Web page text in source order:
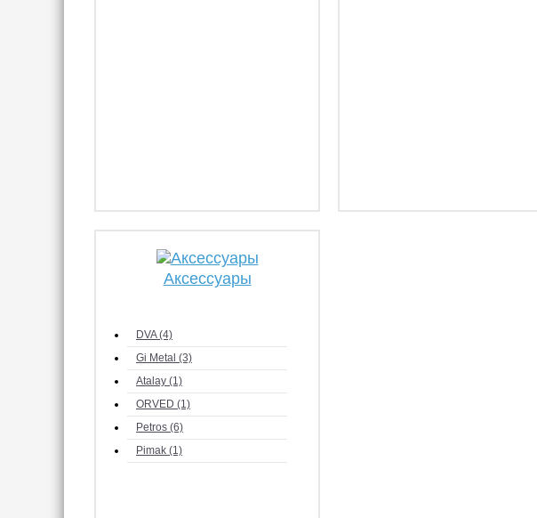
Аксессуары
DVA (4)
Gi Metal (3)
Atalay (1)
ORVED (1)
Petros (6)
Pimak (1)